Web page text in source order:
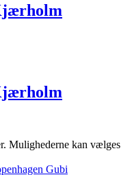
Mulighederne kan vælges